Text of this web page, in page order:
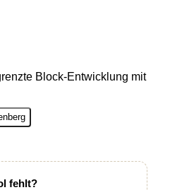
Block-Entwicklung mit
fehlt?